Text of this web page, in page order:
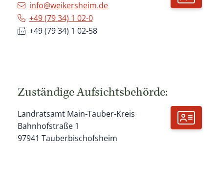
info@weikersheim.de
+49 (79 34) 1 02-0
+49 (79 34) 1 02-58
Zuständige Aufsichtsbehörde:
Landratsamt Main-Tauber-Kreis
Bahnhofstraße 1
97941 Tauberbischofsheim